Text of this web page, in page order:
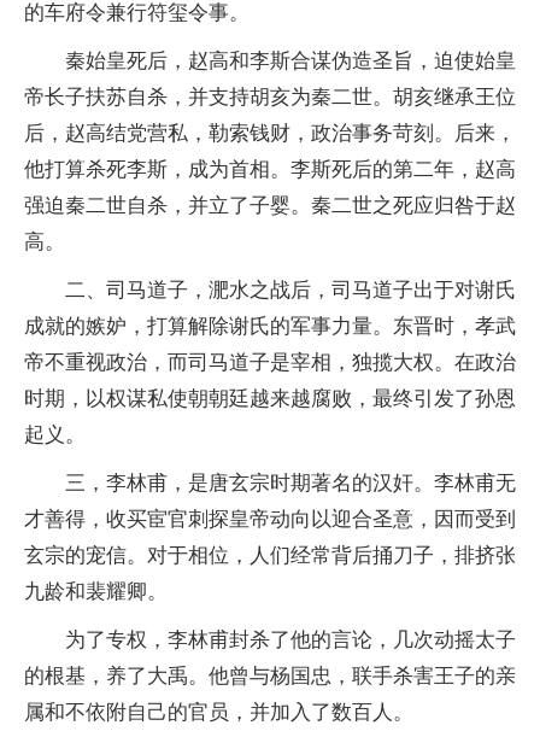
的车府令兼行符玺令事。
秦始皇死后，赵高和李斯合谋伪造圣旨，迫使始皇
帝长子扶苏自杀 ，并支持胡亥为秦二世。胡亥继承王位
后，赵高结党营私，勒索钱财，政治事务苛刻。后来，
他打算杀死李斯，成为首相。李斯死后的第二年，赵高
强迫秦二世自杀 ，并立了子婴。秦二世之死应归咎于赵
高。
二、司马道子，淝水之战后，司马道子出于对谢氏
成就的嫉妒，打算解除谢氏的军事力量。东晋时，孝武
帝不重视政治，而司马道子是宰相，独揽大权。在政治
时期，以权谋私使朝朝廷越来越腐败，最终引发了孙恩
起义。
三，李林甫，是唐玄宗时期著名的汉奸。李林甫无
才善得，收买宦官刺探皇帝动向以迎合圣意，因而受到
玄宗的宠信。对于相位，人们经常背后捅刀子，排挤张
九龄和裴耀卿。
为了专权，李林甫封杀了他的言论，几次动摇太子
的根基，养了大禹。他曾与杨国忠，联手杀害王子的亲
属和不依附自己的官员，并加入了数百人。